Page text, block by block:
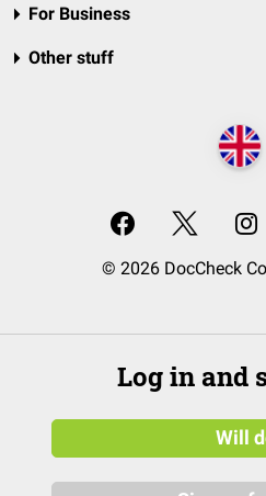
For Business
Other stuff
© 2026 DocCheck
Log in and
Will